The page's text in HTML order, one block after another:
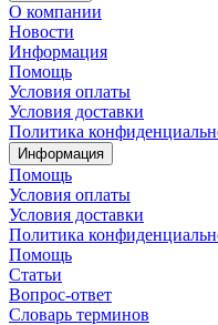
О компании
Новости
Информация
Помощь
Условия оплаты
Условия доставки
Политика
Информация
Помощь
Условия оплаты
Условия доставки
Политика
Помощь
Статьи
Вопрос-ответ
Словарь терминов